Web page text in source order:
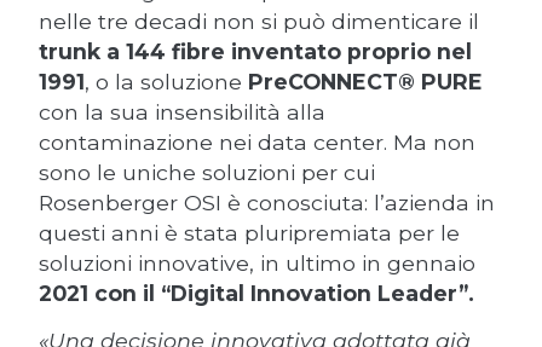
nelle tre decadi non si può dimenticare il
trunk a 144 fibre inventato proprio nel
1991, o la soluzione PreCONNECT® PURE
con la sua insensibilità alla
contaminazione nei data center. Ma non
sono le uniche soluzioni per cui
Rosenberger OSI è conosciuta: l’azienda in
questi anni è stata pluripremiata per le
soluzioni innovative, in ultimo in gennaio
2021 con il “Digital Innovation Leader”.
«Una decisione innovativa adottata già